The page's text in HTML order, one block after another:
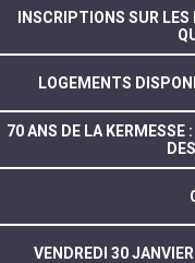
INSCRIPTIONS SUR
LOGEMENTS
70 ANS DE LA KERMESSE
VENDREDI 30